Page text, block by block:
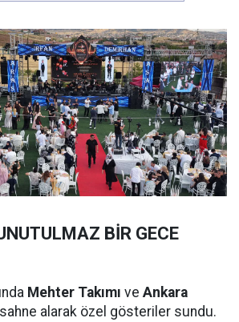
BİR GECE
Mehter Takımı ve Ankara
sahne alarak özel gösteriler sundu.